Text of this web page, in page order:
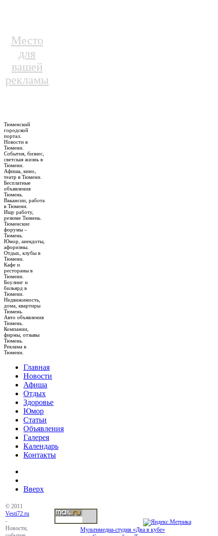
Место
для
вашей
рекламы
Тюменский
городской
портал.
Новости в
Тюмени.
События, бизнес,
светская жизнь в
Тюмени.
Афиша, кино,
театр в Тюмени.
Бесплатные
объявления
Тюмень.
Вакансии, работа
в Тюмени.
Ищу работу,
резюме Тюмень.
Тюменские
форумы –
Тюмень.
Юмор, анекдоты,
афоризмы.
Отдых, клубы в
Тюмени.
Кафе и
рестораны в
Тюмени.
Боулинг и
бильярд в
Тюмени.
Недвижимость,
дома, квартиры
Тюмень.
Авто объявления
Тюмень.
Компании,
фирмы, отзывы
Тюмень.
Реклама в
Тюмени.
Главная
Новости
Афиша
Отдых
Здоровье
Юмор
Статьи
Объявления
Галерея
Календарь
Контакты
Вверх
© 2011
Vesti72.ru
-
Новости,
Мультимедиа-студия «Два в кубе»